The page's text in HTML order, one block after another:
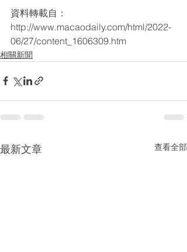
資料轉載自：
http://www.macaodaily.com/html/2022-
06/27/content_1606309.htm
相關新聞
最新文章 查看全部